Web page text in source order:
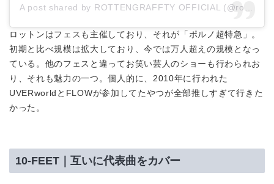
ロットンはフェスも主催しており、それが「ポルノ超特急」。
初期と比べ規模は拡大しており、今では万人超えの規模となっ
ている。他のフェスと違ってお笑い芸人のショーも行わられお
り、それも魅力の一つ。個人的に、2010年に行われた
UVERworldとFLOWが参加してたやつが全部推しすぎて行きた
かった。
10-FEET｜互いに代表曲をカバー